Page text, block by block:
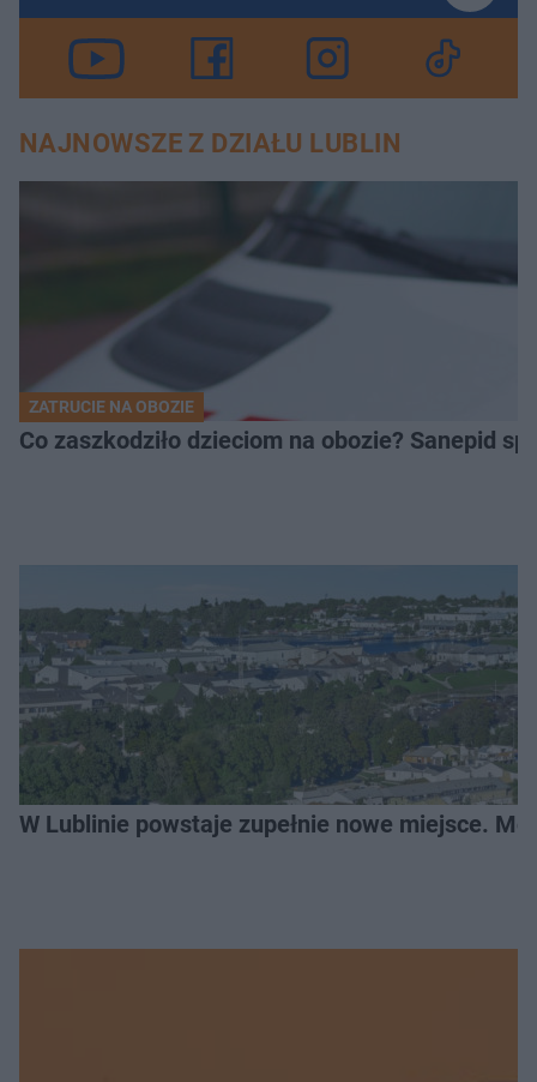
NAJNOWSZE Z DZIAŁU LUBLIN
ZATRUCIE NA OBOZIE
Co zaszkodziło dzieciom na obozie? Sanepid
W Lublinie powstaje zupełnie nowe miejsce.